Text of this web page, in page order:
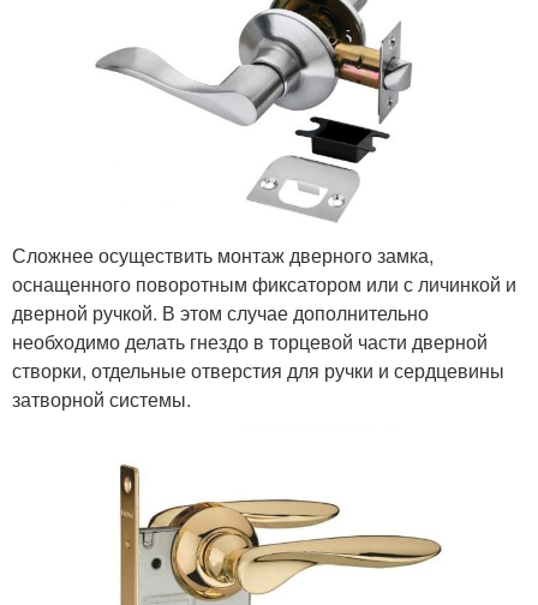
Сложнее осуществить монтаж дверного замка,
оснащенного поворотным фиксатором или с личинкой и
дверной ручкой. В этом случае дополнительно
необходимо делать гнездо в торцевой части дверной
створки, отдельные отверстия для ручки и сердцевины
затворной системы.